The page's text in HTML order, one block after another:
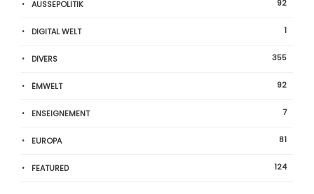
AUSSEPOLITIK 92
DIGITAL WELT 1
DIVERS 355
ËMWELT 92
ENSEIGNEMENT 7
EUROPA 81
FEATURED 124